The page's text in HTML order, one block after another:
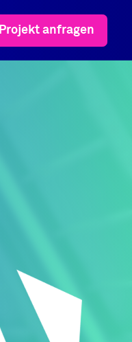
Projekt anfragen